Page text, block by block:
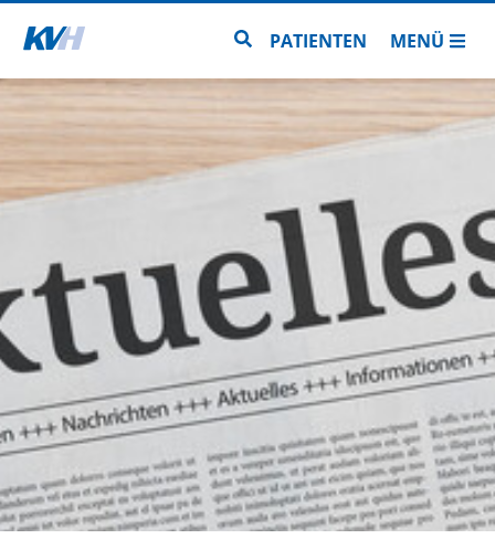
Zur Startseite Zur Seitensuche
PATIENTEN MENÜ